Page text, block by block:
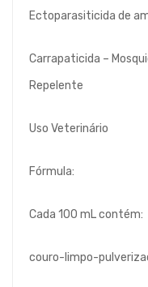
Ectoparasiticida de
Carrapaticida –
Repelente
Uso Veterinário
Fórmula:
Cada 100 mL contém:
couro-limpo-